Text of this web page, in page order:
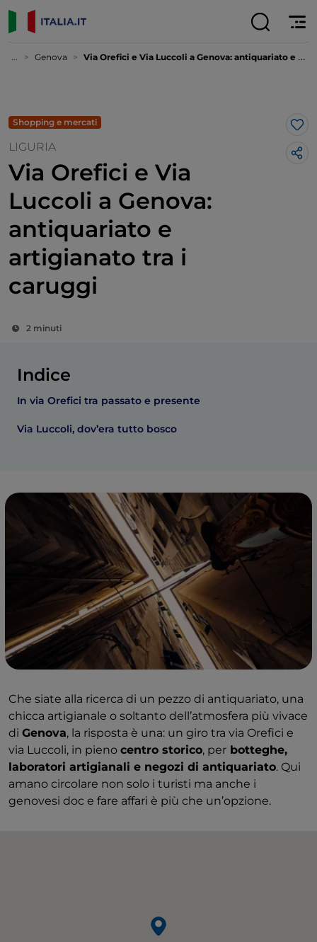
... Genova Via Orefici e Via Luccoli a Genova: antiquariato e artigianato tra i caruggi
Shopping e mercati
LIGURIA
Via Orefici e Via
Luccoli a Genova:
antiquariato e
artigianato tra i
caruggi
2 minuti
Indice
In via Orefici tra passato e presente
Via Luccoli, dov’era tutto bosco
Che siate alla ricerca di un pezzo di antiquariato, una
chicca artigianale o soltanto dell’atmosfera più vivace
di Genova, la risposta è una: un giro tra via Orefici e
via Luccoli, in pieno centro storico, per botteghe,
laboratori artigianali e negozi di antiquariato. Qui
amano circolare non solo i turisti ma anche i
genovesi doc e fare affari è più che un’opzione.